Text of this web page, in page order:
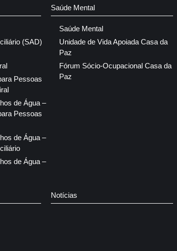
(SAD)
Pessoas
de Água –
Pessoas
de Água –
de Água –
Saúde Mental
Saúde Mental
Unidade de Vida Apoiada Casa da
Paz
Fórum Sócio-Ocupacional Casa da
Paz
Notícias